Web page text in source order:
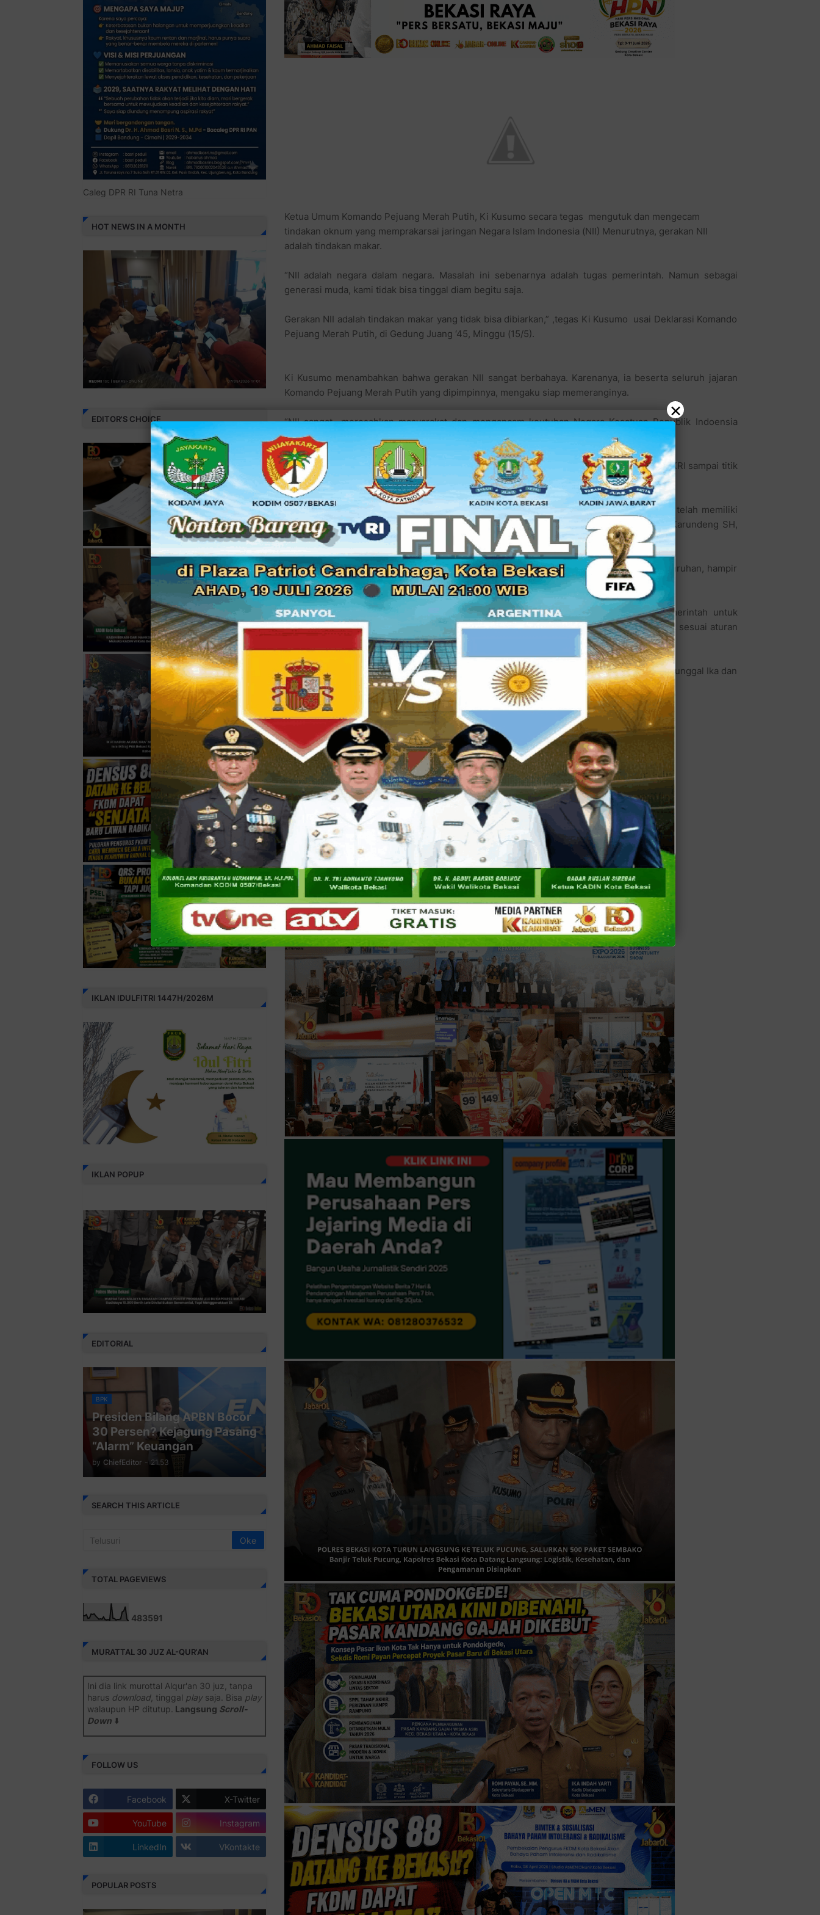
Ketua Umum Komando Pejuang Merah Putih, Ki Kusumo secara tegas mengutuk dan mengecam
tindakan oknum yang memprakarsai jaringan Negara Islam Indonesia (NII) Menurutnya, gerakan NII
adalah tindakan makar.
“NII adalah negara dalam negara. Masalah ini sebenarnya adalah tugas pemerintah. Namun sebagai
generasi muda, kami tidak bisa tinggal diam begitu saja.
Gerakan NII adalah tindakan makar yang tidak bisa dibiarkan,” ,tegas Ki Kusumo usai Deklarasi Komando
Pejuang Merah Putih, di Gedung Juang ‘45, Minggu (15/5).
Ki Kusumo menambahkan bahwa gerakan NII sangat berbahaya. Karenanya, ia beserta seluruh jajaran
Komando Pejuang Merah Putih yang dipimpinnya, mengaku siap memeranginya.
“NII sangat meresahkan masyarakat dan mengancam keutuhan Negara Kesatuan Republik Indoensia
yang sudah kokoh dan harmonis.
Sesuai visi dan misi Komando Pejuang Merah Putih, kami akan tetap menjaga keutuhan NKRI sampai titik
darah penghabisan, Itu artinya, kami siap memerangi NII,” sambung Ki Kusumo.
Komando Pejuang Merah Putih sendiri, sebagai organisasi yang independen, hingga kini telah memiliki
Markas Daerah yang tersebar di 33 Propinsi, dengan 4 pendiri yaitu Ki Kusumo, Johan Karundeng SH,
KH Azhari Aziz dan Habib Ali Shihab SH.
“Anggota kami tersebar di 33 propinsi yang terstruktur hingga ke ranting, Secara keseluruhan, hampir
mencapai 30 juta orang,” ujar Ki Kusumo lagi.
Salah satu bentuk komitmennya, Komando Pejuang Merah Putih telah mendesak pemerintah untuk
sesegera mungkin menyelesaikan masalh NII. “Jika tak ada ketegasan, kami siap bertindak sesuai aturan
Tentunya, langkah yang kami tempuh tetap berdasar pada Pancasila, UUD 1945, Bhineka Tunggal Ika dan
NKRI harga mati,” pungkas Ki Kusumo.
Caleg DPR RI Tuna Netra
HOT NEWS IN A MONTH
EDITOR'S CHOICE
IKLAN IDULFITRI 1447H/2026M
IKLAN POPUP
×
EDITORIAL
BPK
Presiden Bilang APBN Bocor
30 Persen? Kejagung Pasang
“Alarm” Keuangan
by ChiefEditor - 21.53
SEARCH THIS ARTICLE
TOTAL PAGEVIEWS
483591
MURATTAL 30 JUZ AL-QUR'AN
Ini dia link murottal Alqur'an 30 juz, tanpa
harus download, tinggal playsaja. Bisa play
walaupun HP ditutup. Langsung Scroll-
Down⬇️
Juz 1 ⇨http://j.mp/2b8SiNO
Juz 2 ⇨http://j.mp/2b8RJmQ
Juz 3 ⇨http://j.mp/2bFSrtF
Juz 4 ⇨http://j.mp/2b8SXi3
Juz 5 ⇨http://j.mp/2b8RZm3
Juz 6 ⇨http://j.mp/28MBohs
Juz 7 ⇨http://j.mp/2bFRIZC
FOLLOW US
Facebook X-Twitter
YouTube Instagram
LinkedIn VKontakte
POPULAR POSTS